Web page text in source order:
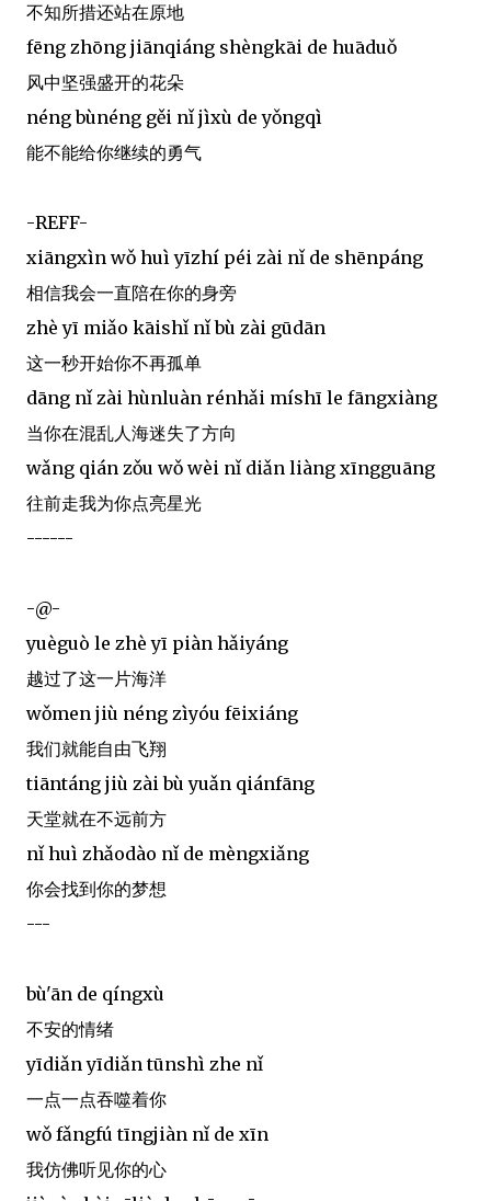
不知所措还站在原地
fēng zhōng jiānqiáng shèngkāi de huāduǒ
风中坚强盛开的花朵
néng bùnéng gěi nǐ jìxù de yǒngqì
能不能给你继续的勇气
-REFF-
xiāngxìn wǒ huì yīzhí péi zài nǐ de shēnpáng
相信我会一直陪在你的身旁
zhè yī miǎo kāishǐ nǐ bù zài gūdān
这一秒开始你不再孤单
dāng nǐ zài hùnluàn rénhǎi míshī le fāngxiàng
当你在混乱人海迷失了方向
wǎng qián zǒu wǒ wèi nǐ diǎn liàng xīngguāng
往前走我为你点亮星光
------
-@-
yuèguò le zhè yī piàn hǎiyáng
越过了这一片海洋
wǒmen jiù néng zìyóu fēixiáng
我们就能自由飞翔
tiāntáng jiù zài bù yuǎn qiánfāng
天堂就在不远前方
nǐ huì zhǎodào nǐ de mèngxiǎng
你会找到你的梦想
---
bù'ān de qíngxù
不安的情绪
yīdiǎn yīdiǎn tūnshì zhe nǐ
一点一点吞噬着你
wǒ fǎngfú tīngjiàn nǐ de xīn
我仿佛听见你的心